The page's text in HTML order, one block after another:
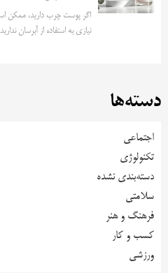
اگر پوست چرب دارید، ممکن
نیازی به استفاده از آبرسان
دسته‌ها
اجتماعی
تکنولوژی
دسته‌بندی نشده
سلامتی
فرهنگ و هنر
کسب و کار
ورزشی